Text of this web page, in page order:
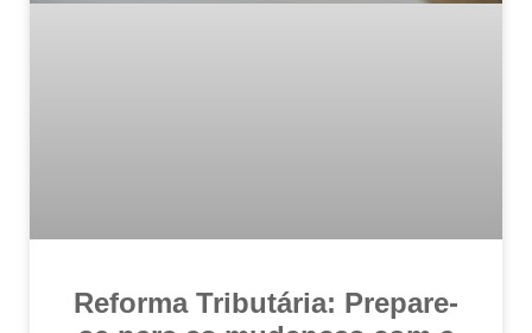
Reforma Tributária: Prepare-